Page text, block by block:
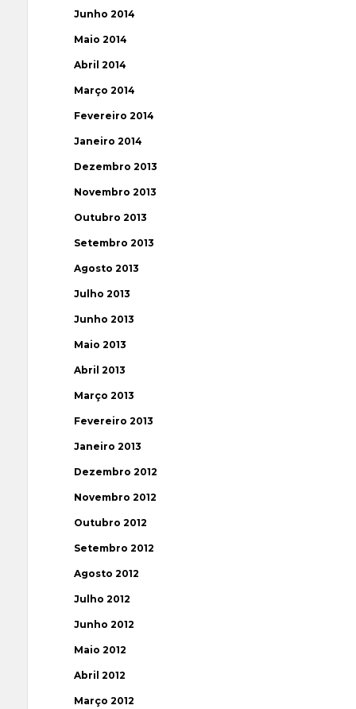
Junho 2014
Maio 2014
Abril 2014
Março 2014
Fevereiro 2014
Janeiro 2014
Dezembro 2013
Novembro 2013
Outubro 2013
Setembro 2013
Agosto 2013
Julho 2013
Junho 2013
Maio 2013
Abril 2013
Março 2013
Fevereiro 2013
Janeiro 2013
Dezembro 2012
Novembro 2012
Outubro 2012
Setembro 2012
Agosto 2012
Julho 2012
Junho 2012
Maio 2012
Abril 2012
Março 2012